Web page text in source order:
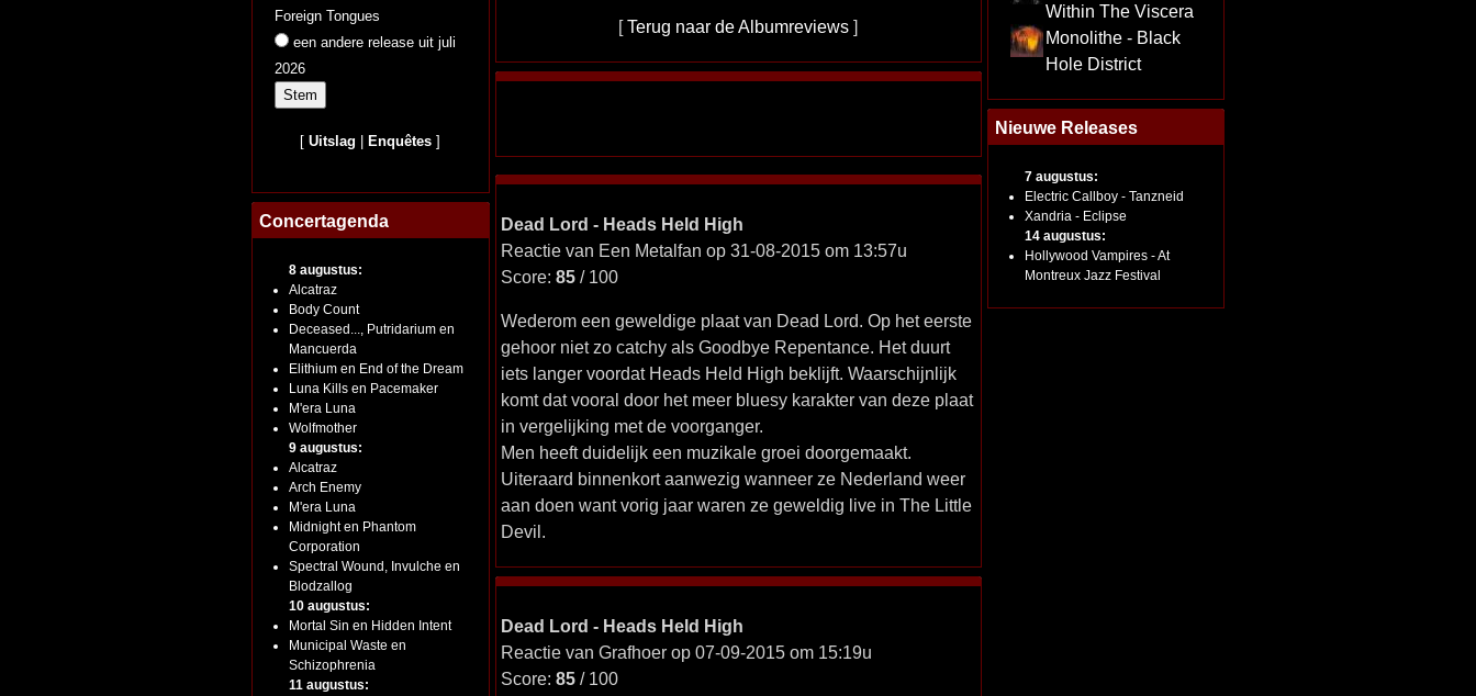
Foreign Tongues
een andere release uit juli
2026
[Uitslag Enquêtes ]
Concertagenda
8 augustus:
Alcatraz
Body Count
Deceased..., Putridarium en
Mancuerda
Elithium en End of the Dream
Luna Kills en Pacemaker
M'era Luna
Wolfmother
9 augustus:
Alcatraz
Arch Enemy
M'era Luna
Midnight en Phantom
Corporation
Spectral Wound, Invulche en
Blodzallog
10 augustus:
Mortal Sin en Hidden Intent
Municipal Waste en
Schizophrenia
11 augustus:
[Terug naar de Albumreviews ]
Dead Lord - Heads Held High
Reactie van Een Metalfan op 31-08-2015 om 13:57u
Score: 85/ 100
Wederom een geweldige plaat van Dead Lord. Op het eerste
gehoor niet zo catchy als Goodbye Repentance. Het duurt
iets langer voordat Heads Held High beklijft. Waarschijnlijk
komt dat vooral door het meer bluesy karakter van deze plaat
in vergelijking met de voorganger.
Men heeft duidelijk een muzikale groei doorgemaakt.
Uiteraard binnenkort aanwezig wanneer ze Nederland weer
aan doen want vorig jaar waren ze geweldig live in The Little
Devil.
Dead Lord - Heads Held High
Reactie van Grafhoer op 07-09-2015 om 15:19u
Score: 85/ 100
Within The Viscera
Monolithe - Black
Hole District
Nieuwe Releases
7 augustus:
Electric Callboy - Tanzneid
Xandria - Eclipse
14 augustus:
Hollywood Vampires - At
Montreux Jazz Festival